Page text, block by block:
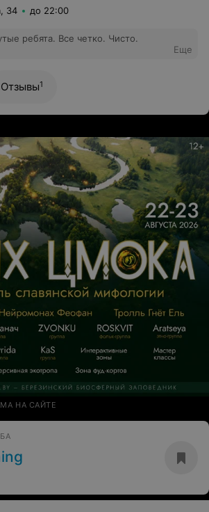
34 до 22:00
ребята. Все четко. Чисто.
Еще
Отзывы1
НА САЙТЕ